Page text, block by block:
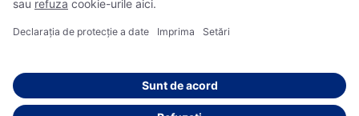
Impressum Politica de Confidențialitate